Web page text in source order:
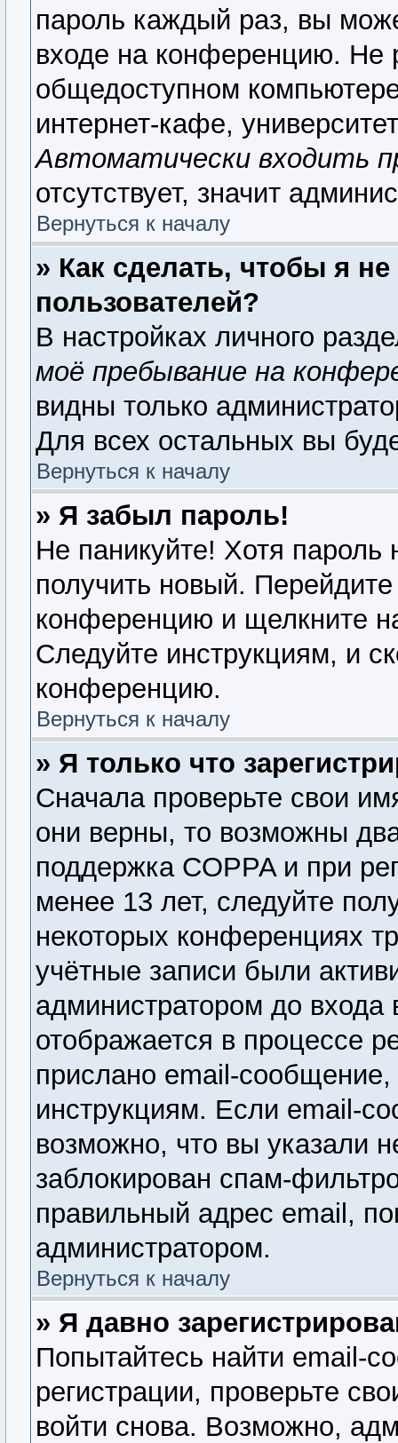
пароль каждый раз, вы
входе на конференцию. Не
общедоступном
интернет-кафе,
Автоматически входить
отсутствует, значит
Вернуться к началу
» Как сделать, чтобы я
пользователей?
В настройках личного
моё пребывание на
видны только
Для всех остальных вы
Вернуться к началу
» Я забыл пароль!
Не паникуйте! Хотя пароль
получить новый.
конференцию и щелкните
Следуйте инструкциям, и
конференцию.
Вернуться к началу
» Я только что
Сначала проверьте свои
они верны, то возможны
поддержка COPPA и при
менее 13 лет, следуйте
некоторых конференциях
учётные записи были
администратором до
отображается в процессе
прислано email-
инструкциям. Если email-
возможно, что вы указали
заблокирован спам-
правильный адрес email,
администратором.
Вернуться к началу
» Я давно
Попытайтесь найти email-
регистрации, проверьте
войти снова. Возможно,